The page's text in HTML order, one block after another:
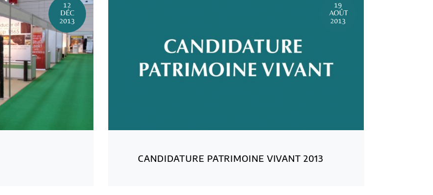
12
DÉC
2013
19
AOÛT
2013
CANDIDATURE PATRIMOINE VIVANT 2013